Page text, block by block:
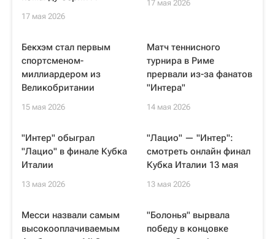
17 мая 2026
17 мая 2026
Бекхэм стал первым
спортсменом-
миллиардером из
Великобритании
15 мая 2026
Матч теннисного
турнира в Риме
прервали из-за фанатов
"Интера"
14 мая 2026
"Интер" обыграл
"Лацио" в финале Кубка
Италии
13 мая 2026
"Лацио" — "Интер":
смотреть онлайн финал
Кубка Италии 13 мая
13 мая 2026
Месси назвали самым
высокооплачиваемым
"Болонья" вырвала
победу в концовке